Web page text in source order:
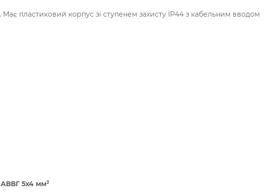
пластиковий корпус зі ступенем захисту IP44 з кабельним вводом
5х4 мм²